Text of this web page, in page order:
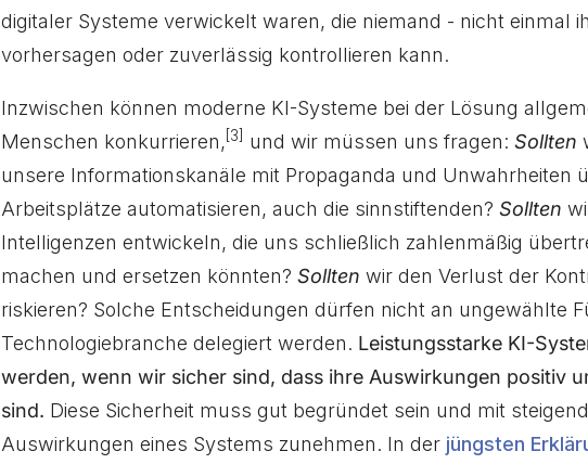
digitaler Systeme verwickelt waren, die niemand - nicht einmal
vorhersagen oder zuverlässig kontrollieren kann.
Inzwischen können moderne KI-Systeme bei der Lösung
Menschen konkurrieren, [3] und wir müssen uns fragen: Sollten
unsere Informationskanäle mit Propaganda und Unwahrheiten
Arbeitsplätze automatisieren, auch die sinnstiftenden? Sollten
Intelligenzen entwickeln, die uns schließlich zahlenmäßig
machen und ersetzen könnten? Sollten wir den Verlust der
riskieren? Solche Entscheidungen dürfen nicht an ungewählte
Technologiebranche delegiert werden. Leistungsstarke KI-
werden, wenn wir sicher sind, dass ihre Auswirkungen positiv
sind. Diese Sicherheit muss gut begründet sein und mit
Auswirkungen eines Systems zunehmen. In der jüngsten